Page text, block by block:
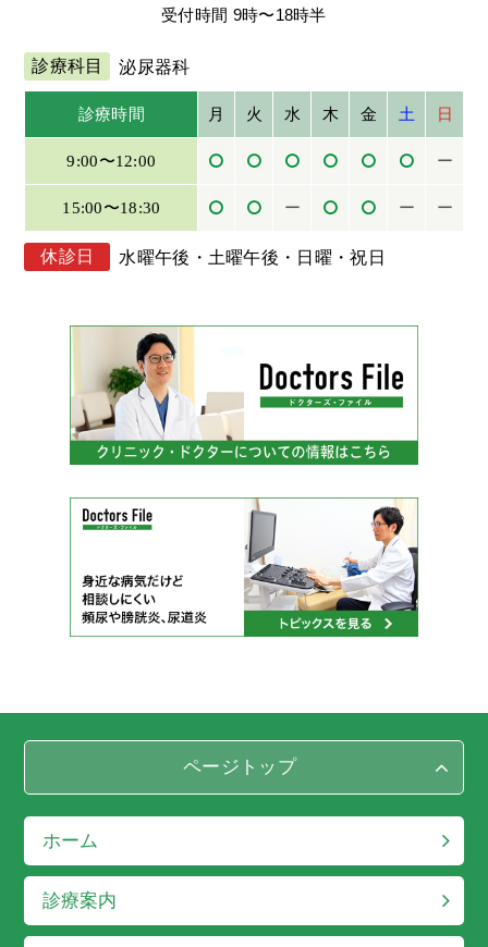
受付時間 9時〜18時半
診療科目 泌尿器科
診療時間 月 火 水 木 金 土 日
9:00〜12:00 ー
15:00〜18:30 ー ー ー
休診日 水曜午後・土曜午後・日曜・祝日
ページトップ
ホーム
診療案内